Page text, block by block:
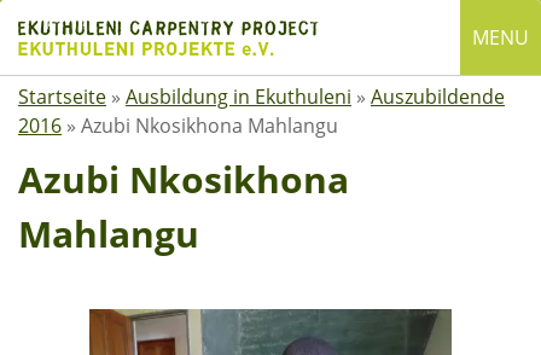
content
MENU
English
Deutsch
SUCHE
Suchen
ÜBER EKUTHULENI
Startseite » Ausbildung in Ekuthuleni » Auszubildende
2016 » Azubi Nkosikhona Mahlangu
Azubi Nkosikhona
Mahlangu